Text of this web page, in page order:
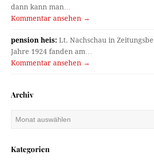
dann kann man…
Kommentar ansehen →
pension heis: Lt. Nachschau in
Jahre 1924 fanden am…
Kommentar ansehen →
Archiv
Kategorien